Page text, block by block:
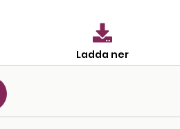
Ladda ner